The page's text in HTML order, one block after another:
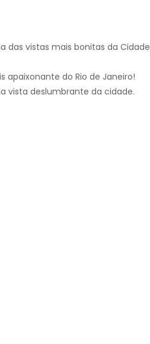
das vistas mais bonitas da Cidade
apaixonante do Rio de Janeiro!
vista deslumbrante da cidade.